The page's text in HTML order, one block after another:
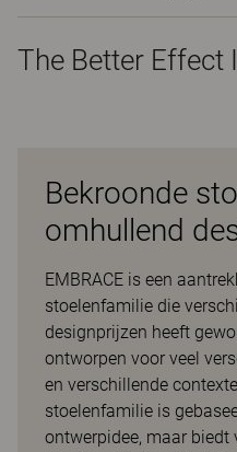
The Better Effect
Bekroonde
omhullend
EMBRACE is een
stoelenfamilie die
designprijzen heeft
ontworpen voor veel
en verschillende
stoelenfamilie is
ontwerpidee, maar biedt